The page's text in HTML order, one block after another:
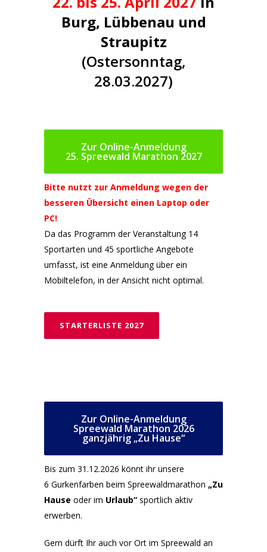
Burg, Lübbenau und
Straupitz
(Ostersonntag,
28.03.2027)
Zur Online-Anmeldung
25. Spreewald Marathon 2027
Bitte nutzt zur Anmeldung wegen der
besseren Übersicht einen Laptop oder
PC!
Da das Programm der Veranstaltung 14
Sportarten und 45 sportliche Angebote
umfasst, ist eine Anmeldung über ein
Mobiltelefon, in der Ansicht nicht optimal.
STARTERLISTE 2027
Zur Online-Anmeldung
Spreewald Marathon 2026
ganzjährig „Zu Hause“
Bis zum 31.12.2026 könnt ihr unsere
6 Gurkenfarben beim Spreewaldmarathon „Zu
Hause oder im Urlaub“ sportlich aktiv
erwerben.
Gern dürft Ihr auch vor Ort im Spreewald an